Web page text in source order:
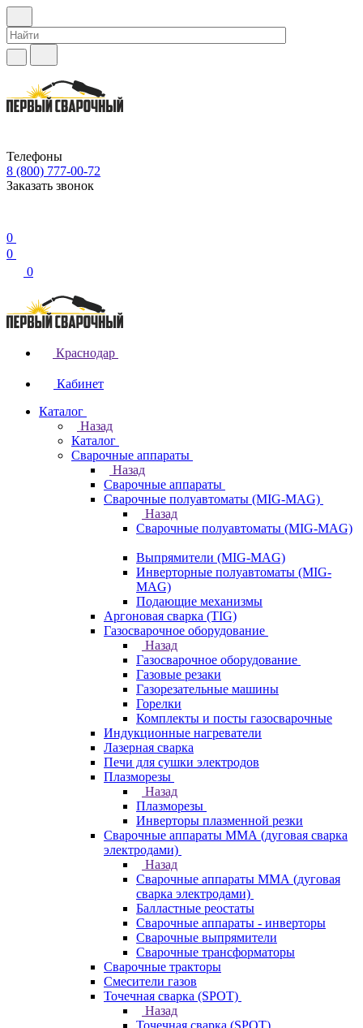
Телефоны
8 (800) 777-00-72
Заказать звонок
0
0
0
Краснодар
Кабинет
Каталог
Назад
Каталог
Сварочные аппараты
Назад
Сварочные аппараты
Сварочные полуавтоматы (MIG-MAG)
Назад
Сварочные полуавтоматы (MIG-MAG)
Выпрямители (MIG-MAG)
Инверторные полуавтоматы (MIG-
MAG)
Подающие механизмы
Аргоновая сварка (TIG)
Газосварочное оборудование
Назад
Газосварочное оборудование
Газовые резаки
Газорезательные машины
Горелки
Комплекты и посты газосварочные
Индукционные нагреватели
Лазерная сварка
Печи для сушки электродов
Плазморезы
Назад
Плазморезы
Инверторы плазменной резки
Сварочные аппараты ММА (дуговая сварка
электродами)
Назад
Сварочные аппараты ММА (дуговая
сварка электродами)
Балластные реостаты
Сварочные аппараты - инверторы
Сварочные выпрямители
Сварочные трансформаторы
Сварочные тракторы
Смесители газов
Точечная сварка (SPOT)
Назад
Точечная сварка (SPOT)